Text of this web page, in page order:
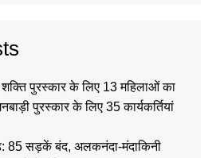
शक्ति पुरस्कार के लिए 13 महिलाओं का
पुरस्कार के लिए 35 कार्यकर्तियां
85 सड़कें बंद, अलकनंदा-मंदाकिनी